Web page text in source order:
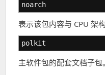
noarch
表示该包内容与 CPU 架
polkit
主软件包的配套文档子包。